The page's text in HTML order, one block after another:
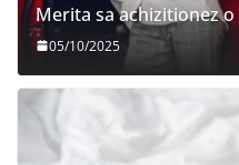
Merita sa achizitionez
05/10/2025